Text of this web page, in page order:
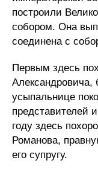
построили
собором. Она
соединена с
Первым здесь
Александровича,
усыпальнице
представителей
году здесь
Романова,
его супругу.